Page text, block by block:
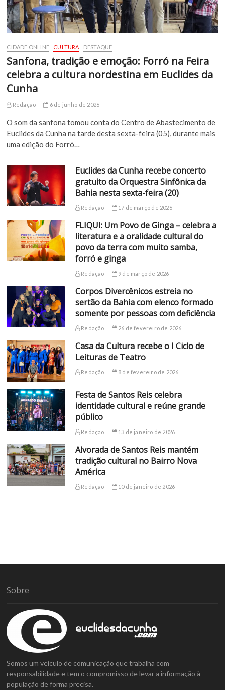
CIDADE ONLINE CULTURA DESTAQUE
Sanfona, tradição e emoção: Forró na Feira
celebra a cultura nordestina em Euclides da
Cunha
Redação 6 de junho de 2026
O som da sanfona tomou conta do Centro de Abastecimento de
Euclides da Cunha na tarde desta sexta-feira (05), durante mais
uma edição do Forró…
Euclides da Cunha recebe concerto
gratuito da Orquestra Sinfônica da
Bahia nesta sexta-feira (20)
Redação 17 de março de 2026
FLIQUI: Um Povo de Ginga – celebra a
literatura e a oralidade cultural do
povo da terra com muito samba,
forró e ginga
Redação 9 de março de 2026
Corpos Divercênicos estreia no
sertão da Bahia com elenco formado
somente por pessoas com deficiência
Redação 26 de fevereiro de 2026
Casa da Cultura recebe o I Ciclo de
Leituras de Teatro
Redação 8 de fevereiro de 2026
Festa de Santos Reis celebra
identidade cultural e reúne grande
público
Redação 13 de janeiro de 2026
Alvorada de Santos Reis mantém
tradição cultural no Bairro Nova
América
Redação 10 de janeiro de 2026
Sobre
Somos um veículo de comunicação que trabalha com
responsabilidade e tem o compromisso de levar a informação à
população de forma precisa.